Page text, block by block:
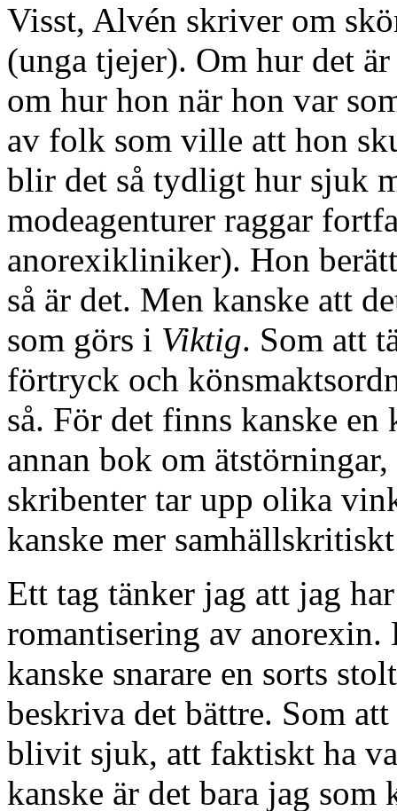
Visst, Alvén skriver om
(unga tjejer). Om hur det
om hur hon när hon var
av folk som ville att hon
blir det så tydligt hur sjuk
modeagenturer raggar
anorexikliniker). Hon
så är det. Men kanske att
som görs i Viktig. Som att
förtryck och
så. För det finns kanske
annan bok om
skribenter tar upp olika
kanske mer
Ett tag tänker jag att jag
romantisering av
kanske snarare en sorts
beskriva det bättre. Som
blivit sjuk, att faktiskt ha
kanske är det bara jag som